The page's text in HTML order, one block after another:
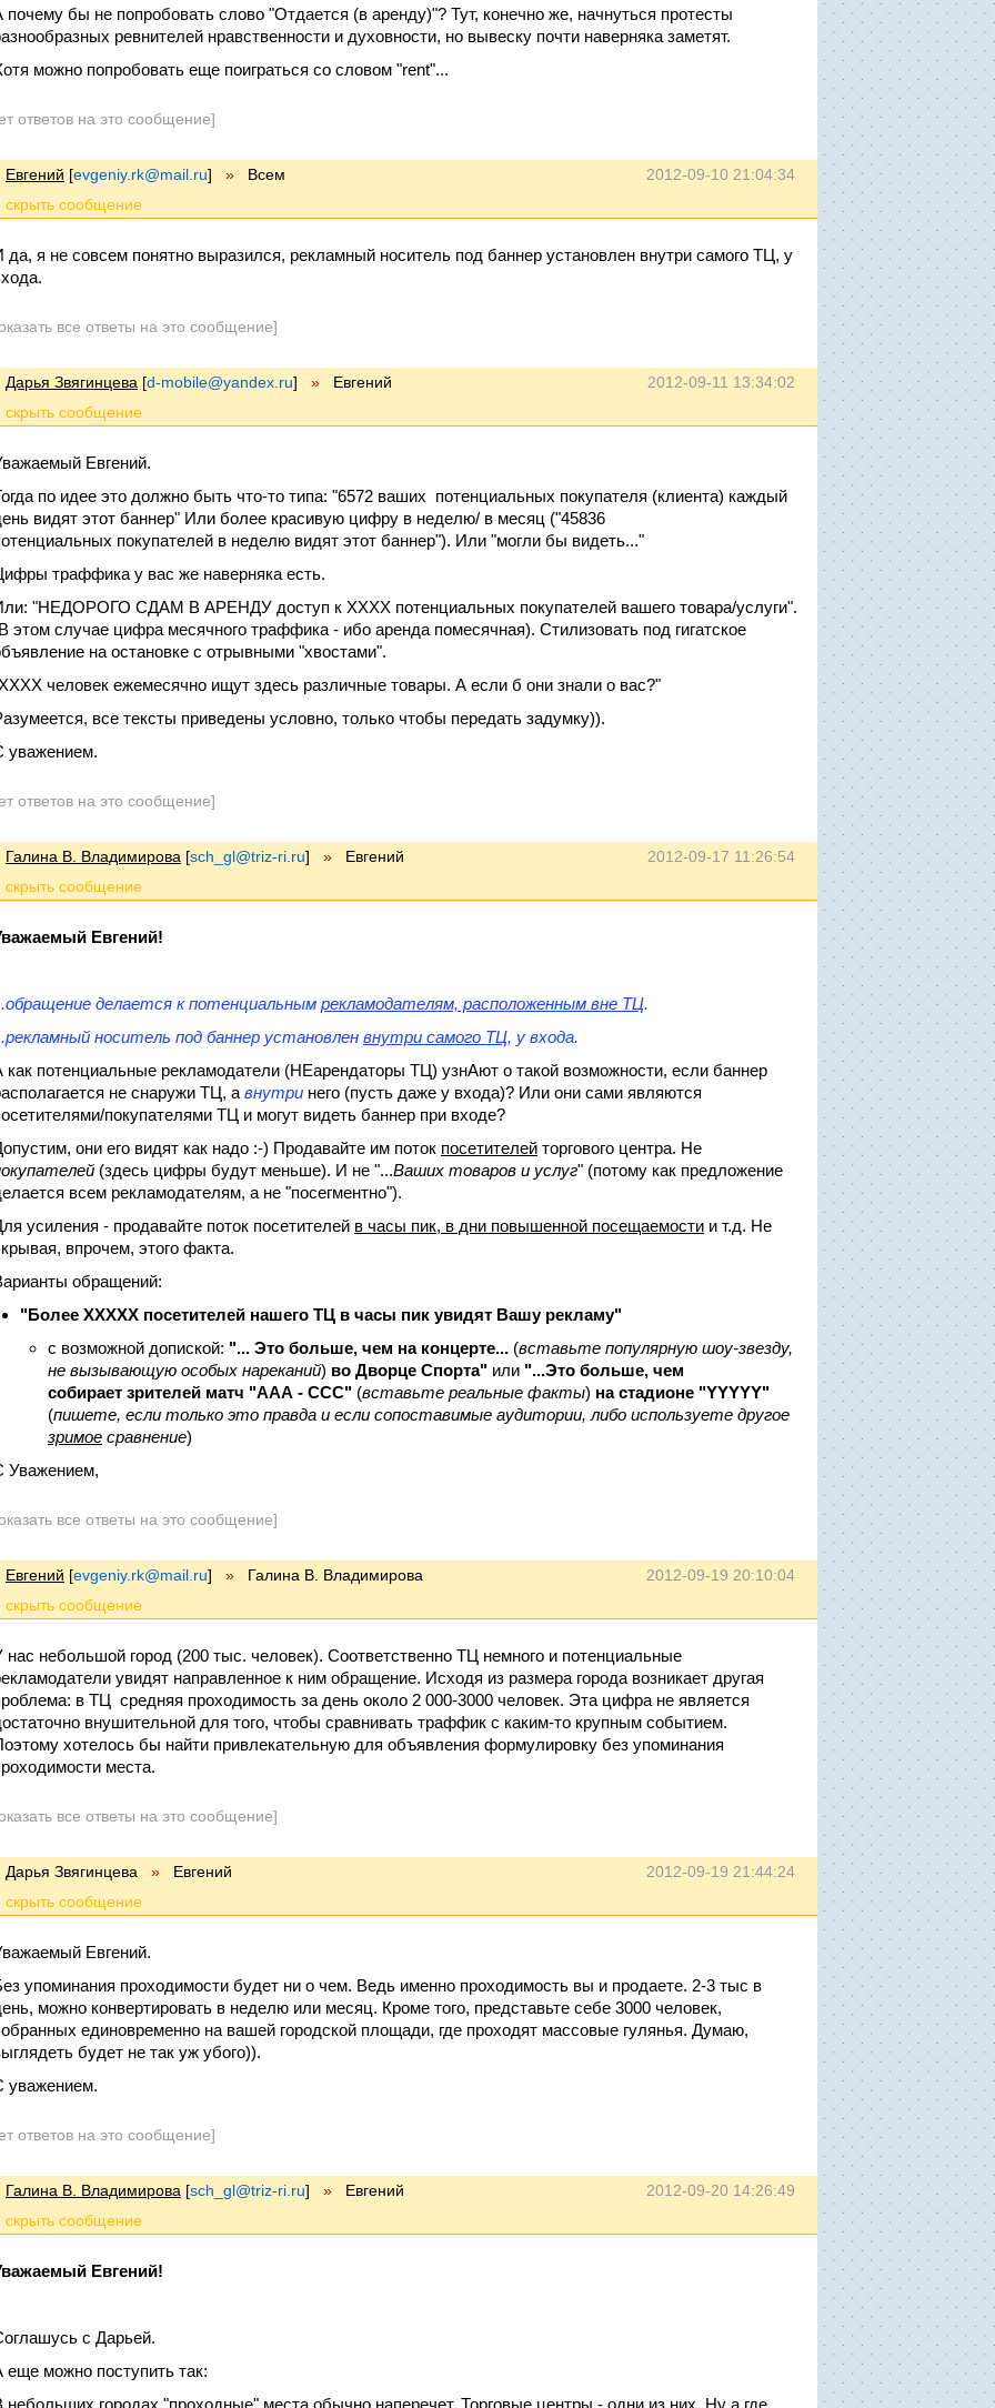
почему бы не попробовать слово "Отдается (в аренду)"? Тут, конечно же, начнуться протесты
ревнителей нравственности и духовности, но вывеску почти наверняка заметят.
можно попробовать еще поиграться со словом "rent"...
ответов на это сообщение]
2012-09-10 21:04:34
Евгений [evgeniy.rk@mail.ru] » Всем
да, я не совсем понятно выразился, рекламный носитель под баннер установлен внутри самого ТЦ, у
все ответы на это сообщение]
2012-09-11 13:34:02
Дарья Звягинцева [d-mobile@yandex.ru] » Евгений
Евгений.
по идее это должно быть что-то типа: "6572 ваших потенциальных покупателя (клиента) каждый
видят этот баннер" Или более красивую цифру в неделю/ в месяц ("45836
покупателей в неделю видят этот баннер"). Или "могли бы видеть..."
траффика у вас же наверняка есть.
"НЕДОРОГО СДАМ В АРЕНДУ доступ к ХХХХ потенциальных покупателей вашего товара/услуги".
этом случае цифра месячного траффика - ибо аренда помесячная). Стилизовать под гигатское
на остановке с отрывными "хвостами".
человек ежемесячно ищут здесь различные товары. А если б они знали о вас?"
все тексты приведены условно, только чтобы передать задумку)).
уважением.
ответов на это сообщение]
2012-09-17 11:26:54
Галина В. Владимирова [sch_gl@triz-ri.ru] » Евгений
Евгений!
делается к потенциальным рекламодателям, расположенным вне ТЦ.
носитель под баннер установлен внутри самого ТЦ, у входа.
как потенциальные рекламодатели (НЕарендаторы ТЦ) узнАют о такой возможности, если баннер
не снаружи ТЦ, а внутри него (пусть даже у входа)? Или они сами являются
покупателями ТЦ и могут видеть баннер при входе?
они его видят как надо :-) Продавайте им поток посетителей торгового центра. Не
(здесь цифры будут меньше). И не "...Ваших товаров и услуг" (потому как предложение
всем рекламодателям, а не "посегментно").
усиления - продавайте поток посетителей в часы пик, в дни повышенной посещаемости и т.д. Не
впрочем, этого факта.
обращений:
"Более ХХХХХ посетителей нашего ТЦ в часы пик увидят Вашу рекламу"
с возможной допиской: "... Это больше, чем на концерте... (вставьте популярную шоу-звезду,
не вызывающую особых нареканий) во Дворце Спорта" или "...Это больше, чем
собирает зрителей матч "ААА - ССС" (вставьте реальные факты) на стадионе "YYYYY"
(пишете, если только это правда и если сопоставимые аудитории, либо используете другое
зримое сравнение)
Уважением,
все ответы на это сообщение]
2012-09-19 20:10:04
Евгений [evgeniy.rk@mail.ru] » Галина В. Владимирова
нас небольшой город (200 тыс. человек). Соответственно ТЦ немного и потенциальные
увидят направленное к ним обращение. Исходя из размера города возникает другая
в ТЦ средняя проходимость за день около 2 000-3000 человек. Эта цифра не является
внушительной для того, чтобы сравнивать траффик с каким-то крупным событием.
хотелось бы найти привлекательную для объявления формулировку без упоминания
места.
все ответы на это сообщение]
2012-09-19 21:44:24
Дарья Звягинцева » Евгений
Евгений.
упоминания проходимости будет ни о чем. Ведь именно проходимость вы и продаете. 2-3 тыс в
можно конвертировать в неделю или месяц. Кроме того, представьте себе 3000 человек,
единовременно на вашей городской площади, где проходят массовые гулянья. Думаю,
будет не так уж убого)).
уважением.
ответов на это сообщение]
2012-09-20 14:26:49
Галина В. Владимирова [sch_gl@triz-ri.ru] » Евгений
Евгений!
с Дарьей.
еще можно поступить так:
небольших городах "проходные" места обычно наперечет. Торговые центры - одни из них. Ну а где